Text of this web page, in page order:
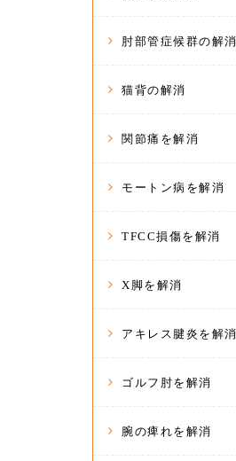
肘部管症候群の解消
猫背の解消
関節痛を解消
モートン病を解消
TFCC損傷を解消
X脚を解消
アキレス腱炎を解消
ゴルフ肘を解消
腕の痺れを解消